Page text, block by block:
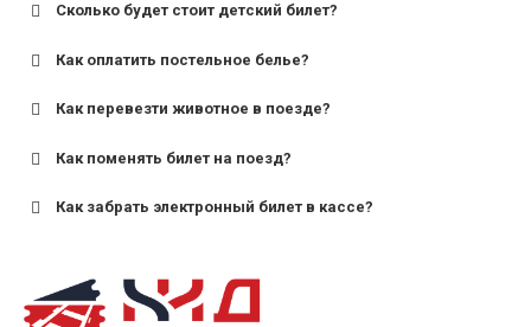
для поездов дальнего следования — от 10 лет и
для пригородных поездов — от 7 лет.
Сколько будет стоит детский билет?
Как оплатить постельное белье?
Как перевезти животное в поезде?
Как поменять билет на поезд?
Как забрать электронный билет в кассе?
назвав кассиру 14-значный номер заказа;